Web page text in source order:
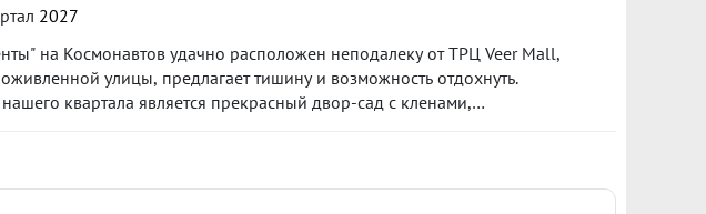
2027
на Космонавтов удачно расположен неподалеку от ТРЦ Veer Mall,
улицы, предлагает тишину и возможность отдохнуть.
квартала является прекрасный двор-сад с кленами,